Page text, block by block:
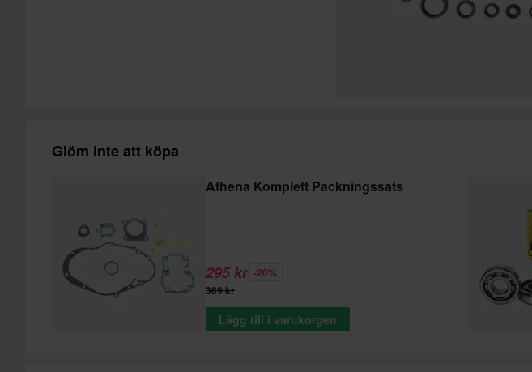
Glöm inte att köpa
Athena Komplett Packningssats
295 kr -20%
369 kr
Lägg till i varukorgen